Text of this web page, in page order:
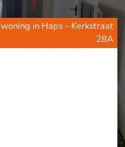
in Haps – Kerkstraat
28A